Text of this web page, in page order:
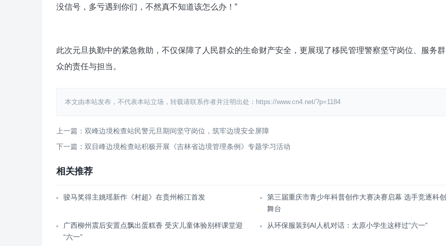
没信号，多亏遇到你们，不然真不知道该怎么办！”
此次元旦执勤中的紧急救助，不仅保障了人民群众的生命财产安全，更展现了移民管理警察坚守岗位、服务群
众的责任与担当。
本文由本站发布，不代表本站立场，转载请联系作者并注明出处：https://www.cn4.net/?p=1184
上一篇：双峰边境检查站民警元旦期间坚守岗位，筑牢边境安全屏障
下一篇：双目峰边境检查站积极开展《吉林省边境管理条例》专题学习活动
相关推荐
骏马奖得主姚瑶新作《村超》在贵州榕江首发
第三届重庆市青少年科普创作大赛决赛启幕 选手竞逐科创
舞台
广西柳州震后安置点飘出蛋糕香 受灾儿童体验别样课堂迎
“六一”
从环保服装到AI人机对话：太原小学生这样过“六一”